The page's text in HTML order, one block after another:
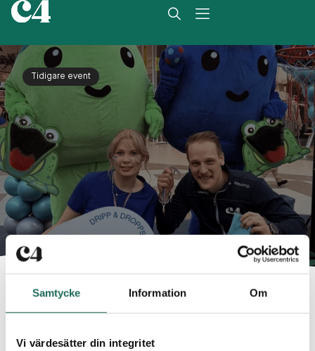
Samtycke Information Om
Vi värdesätter din integritet
Tidigare event
Eventet har passerat
Datum: